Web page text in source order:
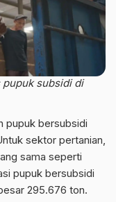
pupuk subsidi di
pupuk bersubsidi
sektor pertanian,
sama seperti
pupuk bersubsidi
295.676 ton.